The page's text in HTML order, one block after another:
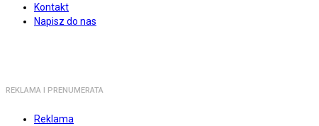
Kontakt
Napisz do nas
REKLAMA I PRENUMERATA
Reklama